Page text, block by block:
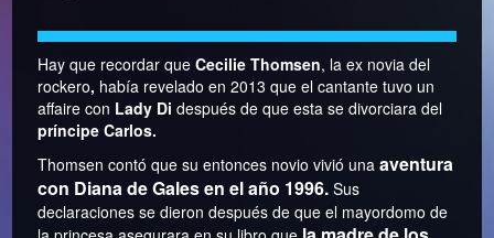
Hay que recordar queCecilie Thomsen, la ex novia del
rockero, había revelado en 2013 que el cantante tuvo un
affaire con Lady Di después de que esta se divorciara del
príncipe Carlos.
Thomsen contó que su entonces novio vivió una aventura
con Diana de Gales en el año 1996. Sus
declaraciones se dieron después de que el mayordomo de